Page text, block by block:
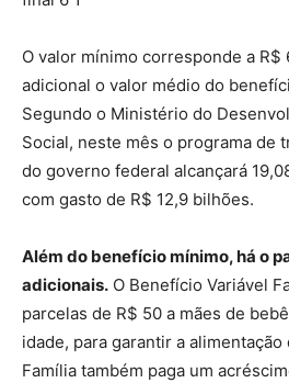
O valor mínimo corresponde a R$
adicional o valor médio do
Segundo o Ministério do
Social, neste mês o programa de
do governo federal alcançará
com gasto de R$ 12,9 bilhões.
Além do benefício mínimo, há o
adicionais. O Benefício Variável
parcelas de R$ 50 a mães de
idade, para garantir a alimentação
Família também paga um